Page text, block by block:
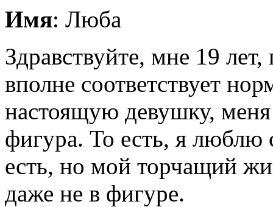
Имя: Люба
Здравствуйте, мне 19
вполне соответствует
настоящую девушку, меня
фигура. То есть, я люблю
есть, но мой торчащий
даже не в фигуре.